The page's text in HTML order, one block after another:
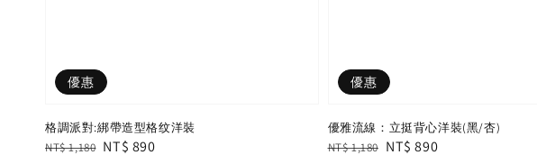
優惠
格調派對:綁帶造型格纹洋裝
Regular
NT$ 1,180 Sale
NT$ 890
優惠
優雅流線：立挺背心洋裝(黑/杏)
Regular
NT$ 1,180 Sale
NT$ 890